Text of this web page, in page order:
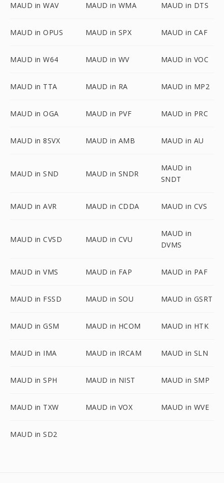
MAUD in WAV MAUD in WMA MAUD in DTS
MAUD in OPUS MAUD in SPX MAUD in CAF
MAUD in W64 MAUD in WV MAUD in VOC
MAUD in TTA MAUD in RA MAUD in MP2
MAUD in OGA MAUD in PVF MAUD in PRC
MAUD in 8SVX MAUD in AMB MAUD in AU
MAUD in SND MAUD in SNDR
MAUD in
SNDT
MAUD in AVR MAUD in CDDA MAUD in CVS
MAUD in CVSD MAUD in CVU
MAUD in
DVMS
MAUD in VMS MAUD in FAP MAUD in PAF
MAUD in FSSD MAUD in SOU MAUD in GSRT
MAUD in GSM MAUD in HCOM MAUD in HTK
MAUD in IMA MAUD in IRCAM MAUD in SLN
MAUD in SPH MAUD in NIST MAUD in SMP
MAUD in TXW MAUD in VOX MAUD in WVE
MAUD in SD2